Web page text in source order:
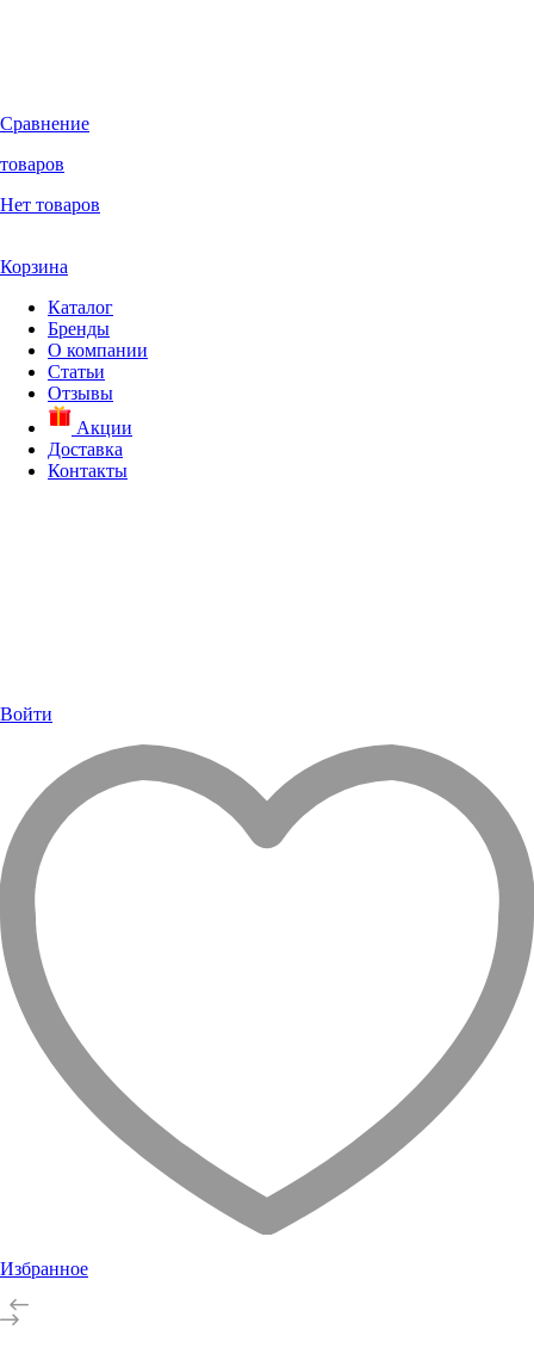
Сравнение
товаров
Нет товаров
Корзина
Каталог
Бренды
О компании
Статьи
Отзывы
Акции
Доставка
Контакты
Войти
Избранное